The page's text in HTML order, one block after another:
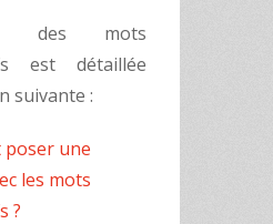
des mots
est détaillée
suivante :
une
les mots
?